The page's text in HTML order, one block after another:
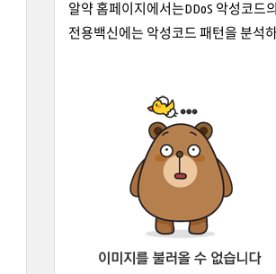
알약 홈페이지에서는DDoS 악성코드
전용백신에는 악성코드 패턴을 분석